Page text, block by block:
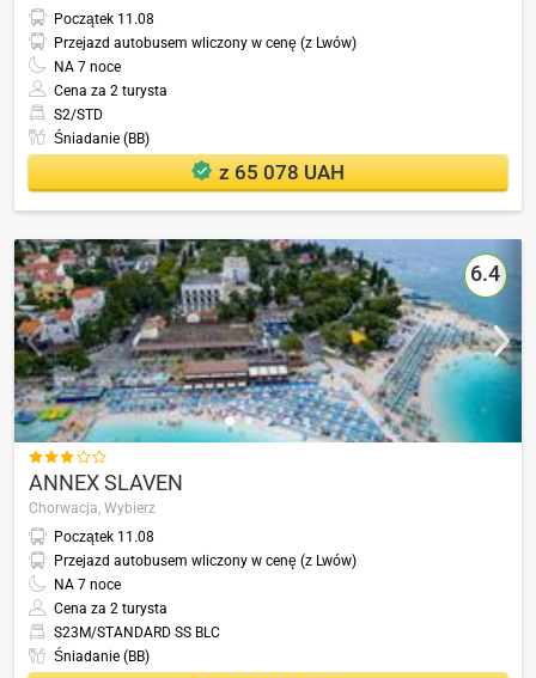
Początek 11.08
Przejazd autobusem wliczony w cenę (z Lwów)
NA 7 noce
Cena za 2 turysta
S2/STD
Śniadanie (BB)
z 65 078 UAH
6.4

ANNEX SLAVEN
Chorwacja, Wybierz
Początek 11.08
Przejazd autobusem wliczony w cenę (z Lwów)
NA 7 noce
Cena za 2 turysta
S23M/STANDARD SS BLC
Śniadanie (BB)